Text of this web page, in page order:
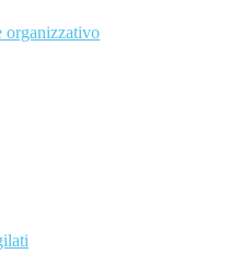
organizzativo